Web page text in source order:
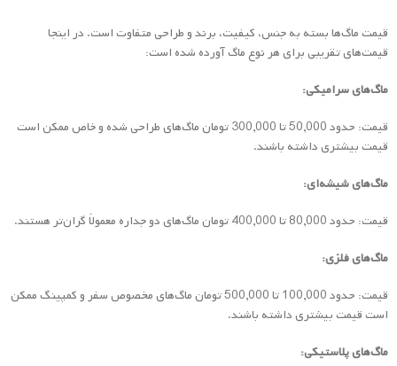
قیمت ماگ‌ها بسته به جنس، کیفیت، برند و طراحی متفاوت است. در اینجا
قیمت‌های تقریبی برای هر نوع ماگ آورده شده است:
ماگ‌های سرامیکی:
قیمت: حدود 50,000 تا 300,000 تومان ماگ‌های طراحی شده و خاص ممکن است
قیمت بیشتری داشته باشند.
ماگ‌های شیشه‌ای:
قیمت: حدود 80,000 تا 400,000 تومان ماگ‌های دو جداره معمولاً گران‌تر هستند.
ماگ‌های فلزی:
قیمت: حدود 100,000 تا 500,000 تومان ماگ‌های مخصوص سفر و کمپینگ ممکن
است قیمت بیشتری داشته باشند.
ماگ‌های پلاستیکی: